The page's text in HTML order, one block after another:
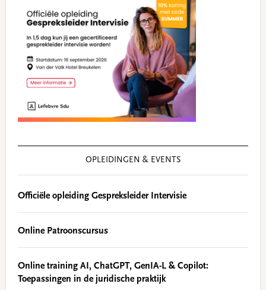
OPLEIDINGEN & EVENTS
Officiële opleiding Gespreksleider Intervisie
Online Patroonscursus
Online training AI, ChatGPT, GenIA-L & Copilot:
Toepassingen in de juridische praktijk